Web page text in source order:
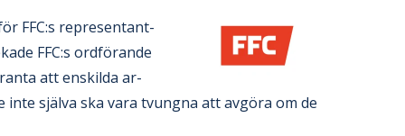
FFC:s re­pre­sen­tant­
FFC:s ord­fö­ran­de
att en­skil­da ar­
inte själva ska vara tvung­na att av­gö­ra om de